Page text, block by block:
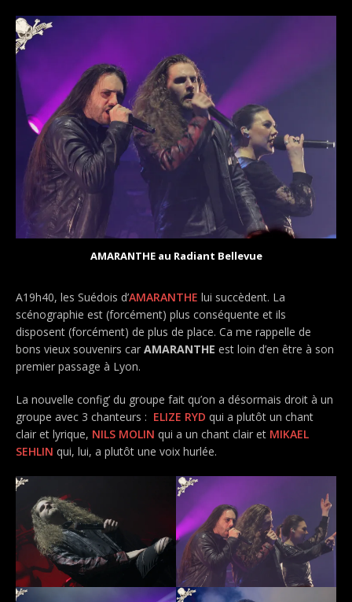
AMARANTHE au Radiant Bellevue
A19h40, les Suédois d’AMARANTHE lui succèdent. La
scénographie est (forcément) plus conséquente et ils
disposent (forcément) de plus de place. Ca me rappelle de
bons vieux souvenirs car AMARANTHE est loin d’en être à son
premier passage à Lyon.
La nouvelle config’ du groupe fait qu’on a désormais droit à un
groupe avec 3 chanteurs : ELIZE RYD qui a plutôt un chant
clair et lyrique, NILS MOLIN qui a un chant clair et MIKAEL
SEHLIN qui, lui, a plutôt une voix hurlée.